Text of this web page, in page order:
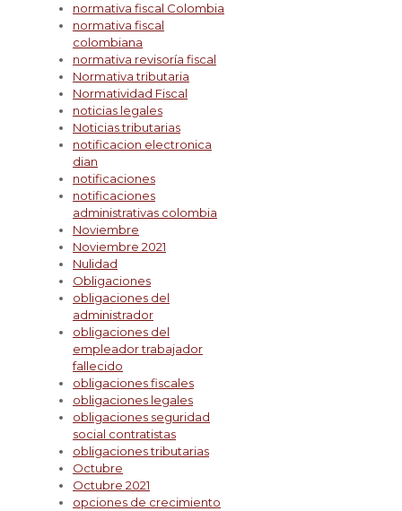
normativa fiscal Colombia
normativa fiscal
colombiana
normativa revisoría fiscal
Normativa tributaria
Normatividad Fiscal
noticias legales
Noticias tributarias
notificacion electronica
dian
notificaciones
notificaciones
administrativas colombia
Noviembre
Noviembre 2021
Nulidad
Obligaciones
obligaciones del
administrador
obligaciones del
empleador trabajador
fallecido
obligaciones fiscales
obligaciones legales
obligaciones seguridad
social contratistas
obligaciones tributarias
Octubre
Octubre 2021
opciones de crecimiento